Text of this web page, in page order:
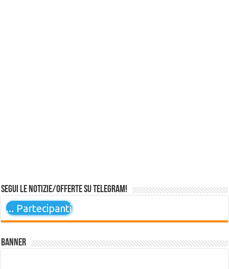
Segui le notizie/offerte su Telegram!
... Partecipanti
Banner